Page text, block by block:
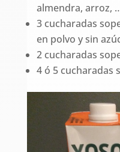
almendra, arroz,
3 cucharadas
en polvo y sin
2 cucharadas
4 ó 5 cucharadas